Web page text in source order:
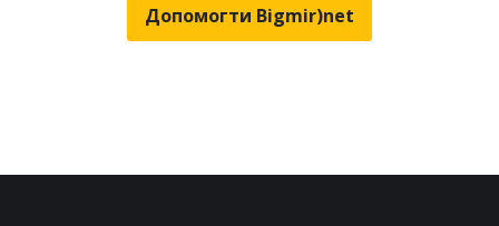
Допомогти Bigmir)net